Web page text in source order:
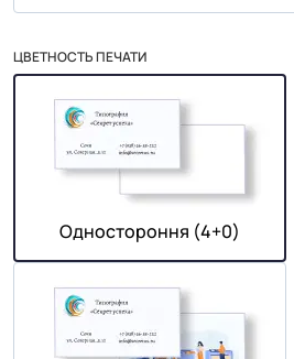
ЦВЕТНОСТЬ ПЕЧАТИ
Одностороння (4+0)